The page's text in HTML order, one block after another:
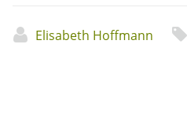
Elisabeth Hoffmann